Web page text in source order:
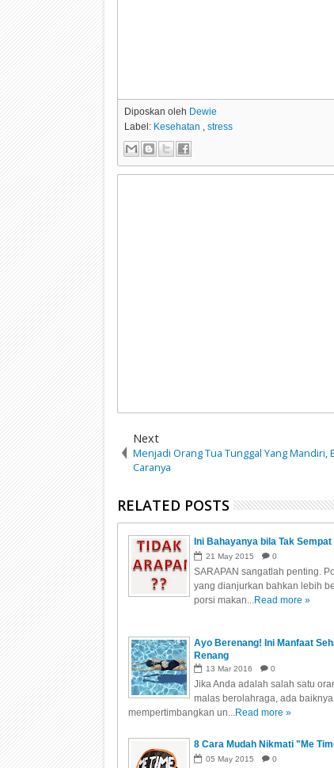
Diposkan oleh Dewie
Label: Kesehatan ,stress
Next
Menjadi Orang Tua Tunggal Yang Mandiri,
Caranya
RELATED POSTS
Ini Bahayanya bila Tak
21 May 2015 0
SARAPAN sangatlah penting.
yang dianjurkan bahkan lebih
porsi makan...Read more »
Ayo Berenang! Ini Manfaat
Renang
13 Mar 2016 0
Jika Anda adalah salah satu
malas berolahraga, ada
mempertimbangkan un...Read more »
8 Cara Mudah Nikmati "Me
05 May 2015 0